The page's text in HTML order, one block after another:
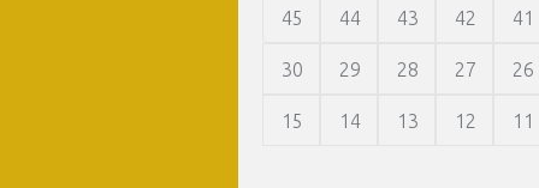
45 44 43 42 41
30 29 28 27 26
15 14 13 12 11